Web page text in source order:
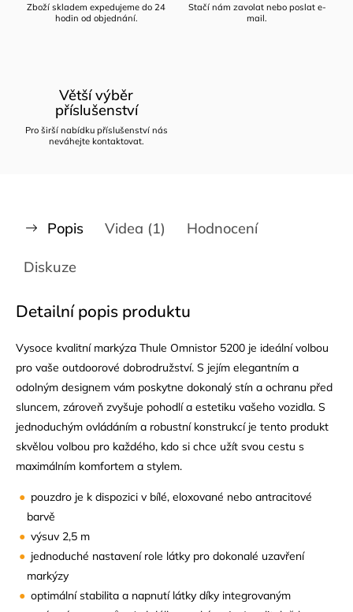
Zboží skladem expedujeme do 24
hodin od objednání.
Stačí nám zavolat nebo poslat e-
mail.
Větší výběr
příslušenství
Pro širší nabídku příslušenství nás
neváhejte kontaktovat.
Popis Videa (1) Hodnocení
Diskuze
Detailní popis produktu
Vysoce kvalitní markýza Thule Omnistor 5200 je ideální volbou
pro vaše outdoorové dobrodružství. S jejím elegantním a
odolným designem vám poskytne dokonalý stín a ochranu před
sluncem, zároveň zvyšuje pohodlí a estetiku vašeho vozidla. S
jednoduchým ovládáním a robustní konstrukcí je tento produkt
skvělou volbou pro každého, kdo si chce užít svou cestu s
maximálním komfortem a stylem.
pouzdro je k dispozici v bílé, eloxované nebo antracitové
barvě
výsuv 2,5 m
jednoduché nastavení role látky pro dokonalé uzavření
markýzy
optimální stabilita a napnutí látky díky integrovaným